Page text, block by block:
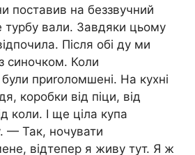
поставив на беззвучний
турбу вали. Завдяки цьому
Після обі ду ми
синочком. Коли
приrоломшені. На кухні
коробки від піци, від
коли. І ще ціла купа
— Так, ночувати
відтепер я живу тут. Я ж